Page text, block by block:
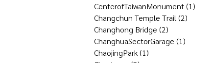
CenterofTaiwanMonument(1)
Changchun Temple Trail (2)
Changhong Bridge (2)
ChanghuaSectorGarage (1)
ChaojingPark(1)